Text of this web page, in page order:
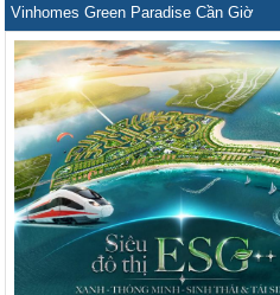
Vinhomes Green Paradise Cần Giờ